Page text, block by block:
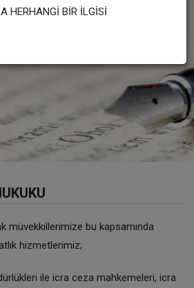
HERHANGİ BİR İLGİSİ
müvekkillerimize bu kapsamında
hizmetlerimiz;
ile icra ceza mahkemeleri, icra